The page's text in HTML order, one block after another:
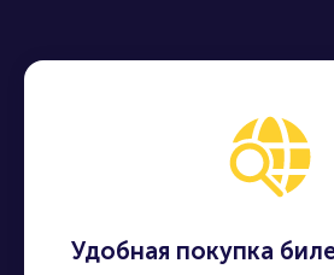
Удобная покупка